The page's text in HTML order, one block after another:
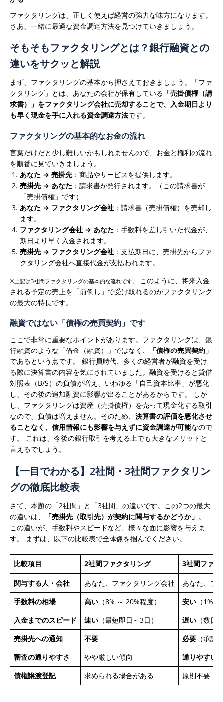
ど
っ
か
診
は
ファクタリングは、正しく使えば経営の強力な味方になります。
さあ、一緒に最適な資金調達方法を見つけていきましょう。
そもそもファクタリングとは？銀行融資との
違いをサクッと解説
まず、ファクタリングの基本から押さえておきましょう。「ファ
クタリング」とは、あなたの会社が保有している 「売掛債権（請
求書）」をファクタリング会社に売却することで、入金期日より
も早く現金を手に入れる資金調達方法です。
ファクタリングの基本的なお金の流れ
言葉だけだと少し難しいかもしれませんので、お金と権利の流れ
を順番に見ていきましょう。
あなた → 売掛先：商品やサービスを提供します。
売掛先 → あなた ：請求書が発行されます。（この請求書が
「売掛債権」です）
あなた → ファクタリング会社 ：請求書（売掛債権）を売却し
ます。
ファクタリング会社 → あなた ：手数料を差し引いた代金が、
期日より早く入金されます。
売掛先 → ファクタリング会社 ：支払期日に、売掛先からファ
クタリング会社へ直接代金が支払われます。
※上記は3社間ファクタリングの基本的な流れです。
このように、将来入金
される予定の売上を「前倒し」で受け取れるのがファクタリング
の最大の特長です。
融資ではない「債権の売買契約」です
ここで非常に重要なポイントがあります。ファクタリングは、銀
行融資のような「借金（融資）」ではなく、
「債権の売買契約」
であるという点です。
銀行員時代、多くの経営者が融資を受け
る際に決算書の内容を気にされていました。融資を受けると貸借
対照表（B/S）の負債が増え、いわゆる「自己資本比率」が悪化
し、その後の追加融資に影響が出ることがあるからです。
しか
し、ファクタリングは資産（売掛債権）を売って現金化する取引
なので、負債は増えません。そのため、 決算書の評価を悪化させ
ることなく、信用情報にも影響を与えずに資金調達が可能なので
す。 これは、今後の銀行取引を考える上でも大きなメリットと
言えるでしょう。
【一目でわかる】2社間・3社間ファクタリン
グの徹底比較表
さて、本題の「2社間」と「3社間」の違いです。この2つの最大
の違いは、
「売掛先（取引先）が契約に関与するかどうか」 。
この違いが、手数料やスピードなど、様々な面に影響を与えま
す。
まずは、以下の比較表で全体像を掴んでください。
比較項目 2社間ファクタリング 3社間ファ
関与する人・会社 あなた、ファクタリング会社
あなた、フ
手数料の相場
高い （8% ～ 20%程度） 安い （1%
入金までのスピード
速い （最短即日～3日） 遅い （数日
売掛先への通知
不要 必要 （承諾
審査の通りやすさ
やや厳しい傾向
通りやすい
債権譲渡登記
求められる場合がある 原則不要